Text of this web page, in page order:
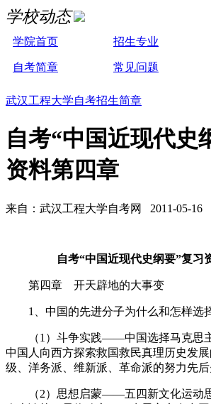
学校动态
学院首页 招生专业
自考简章 常见问题
武汉工程大学自考招生简章
自考“中国近现代史
资料第四章
来自：武汉工程大学自考网 2011-05-16
自考“中国近现代史纲要”复习
第四章 开天辟地的大事变
1、中国的先进分子为什么和怎样选
（1）斗争实践——中国选择马克思主
中国人向西方探索救国救民真理历史发
级、洋务派、维新派、革命派的努力先后
（2）思想启蒙——五四新文化运动思